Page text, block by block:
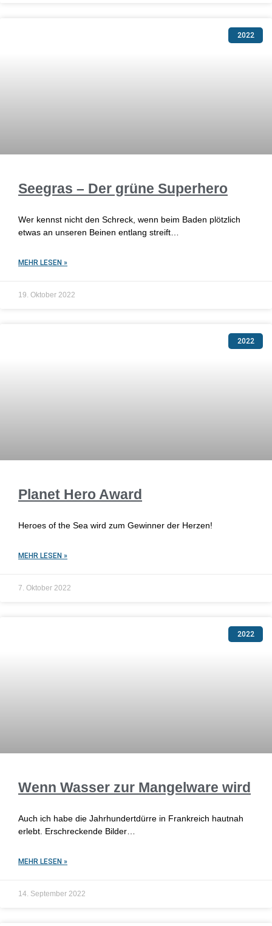
2022
Seegras – Der grüne Superhero
Wer kennst nicht den Schreck, wenn beim Baden plötzlich
etwas an unseren Beinen entlang streift…
MEHR LESEN »
19. Oktober 2022
2022
Planet Hero Award
Heroes of the Sea wird zum Gewinner der Herzen!
MEHR LESEN »
7. Oktober 2022
2022
Wenn Wasser zur Mangelware wird
Auch ich habe die Jahrhundertdürre in Frankreich hautnah
erlebt. Erschreckende Bilder…
MEHR LESEN »
14. September 2022